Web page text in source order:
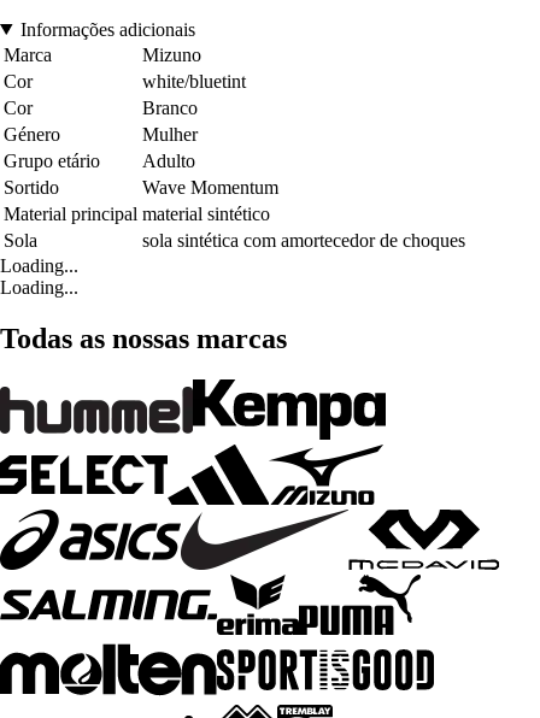
Informações adicionais
Marca
Mizuno
Cor
white/bluetint
Cor
Branco
Género
Mulher
Grupo etário
Adulto
Sortido
Wave Momentum
Material principal material sintético
Sola
sola sintética com amortecedor de choques
Loading...
Loading...
Todas as nossas marcas